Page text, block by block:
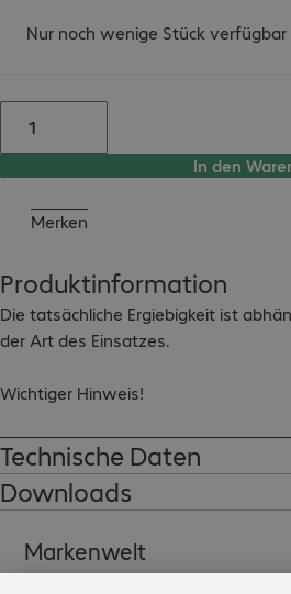
Nur noch wenige Stück verfügbar
In den
Merken
Produktinformation
Die tatsächliche Ergiebigkeit ist
der Art des Einsatzes.
Wichtiger Hinweis!
Druckkassette verpflichtet sich der
Lexmark Druckkassetten-
Technische Daten
Downloads
Markenwelt